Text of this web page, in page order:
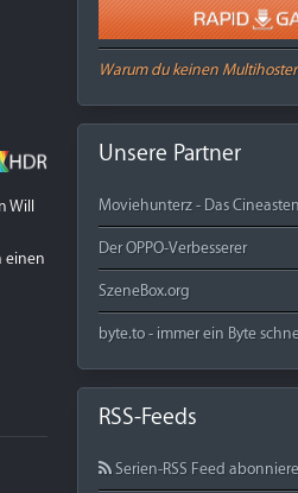
Will
einen
Warum du keinen
Unsere Partner
Moviehunterz - Das
Der OPPO-Verbesserer
SzeneBox.org
byte.to - immer ein Byte
RSS-Feeds
Serien-RSS Feed